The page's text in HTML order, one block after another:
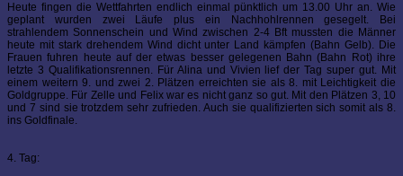
Heute fingen die Wettfahrten endlich einmal pünktlich um 13.00 Uhr an. Wie
geplant wurden zwei Läufe plus ein Nachhohlrennen gesegelt. Bei
strahlendem Sonnenschein und Wind zwischen 2-4 Bft mussten die Männer
heute mit stark drehendem Wind dicht unter Land kämpfen (Bahn Gelb). Die
Frauen fuhren heute auf der etwas besser gelegenen Bahn (Bahn Rot) ihre
letzte 3 Qualifikationsrennen. Für Alina und Vivien lief der Tag super gut. Mit
einem weitern 9. und zwei 2. Plätzen erreichten sie als 8. mit Leichtigkeit die
Goldgruppe. Für Zelle und Felix war es nicht ganz so gut. Mit den Plätzen 3, 10
und 7 sind sie trotzdem sehr zufrieden. Auch sie qualifizierten sich somit als 8.
ins Goldfinale.
4. Tag: